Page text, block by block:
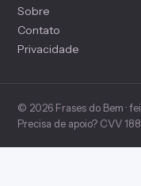
Sobre
Contato
Privacidade
© 2026 Frases do Bem ·
Precisa de apoio? CVV 188